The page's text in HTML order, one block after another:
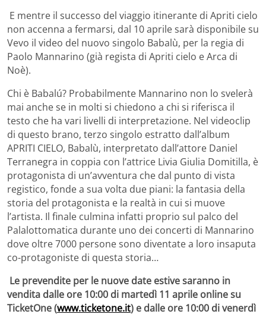
E mentre il successo del viaggio itinerante di Apriti cielo
non accenna a fermarsi, dal 10 aprile sarà disponibile su
Vevo il video del nuovo singolo Babalù, per la regia di
Paolo Mannarino (già regista di Apriti cielo e Arca di
Noè).
Chi è Babalú? Probabilmente Mannarino non lo svelerà
mai anche se in molti si chiedono a chi si riferisca il
testo che ha vari livelli di interpretazione. Nel videoclip
di questo brano, terzo singolo estratto dall’album
APRITI CIELO, Babalù, interpretato dall’attore Daniel
Terranegra in coppia con l’attrice Livia Giulia Domitilla, è
protagonista di un’avventura che dal punto di vista
registico, fonde a sua volta due piani: la fantasia della
storia del protagonista e la realtà in cui si muove
l’artista. Il finale culmina infatti proprio sul palco del
Palalottomatica durante uno dei concerti di Mannarino
dove oltre 7000 persone sono diventate a loro insaputa
co-protagoniste di questa storia…
Le prevendite per le nuove date estive saranno in
vendita dalle ore 10:00 di martedì 11 aprile online su
TicketOne (www.ticketone.it) e dalle ore 10:00 di venerdì